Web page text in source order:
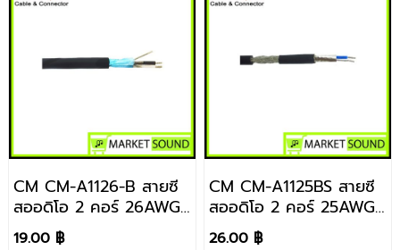
CM CM-A1126-B สายซี
สออดิโอ 2 คอร์ 26AWG
ราคา / 1 เมตร
19.00 ฿
CM CM-A1125BS สายซี
สออดิโอ 2 คอร์ 25AWG
สีดำ ราคา / 1 เมตร
26.00 ฿